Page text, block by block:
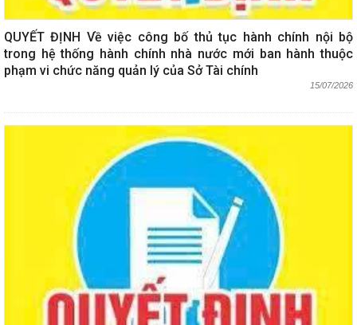
QUYẾT ĐỊNH Về việc công bố thủ tục hành chính nội bộ
trong hệ thống hành chính nhà nước mới ban hành thuộc
phạm vi chức năng quản lý của Sở Tài chính
15/07/2026